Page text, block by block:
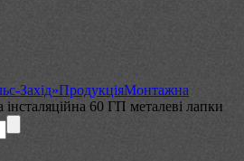
Захід»ПродукціяМонтажна
інсталяційна 60 ГП металеві лапки